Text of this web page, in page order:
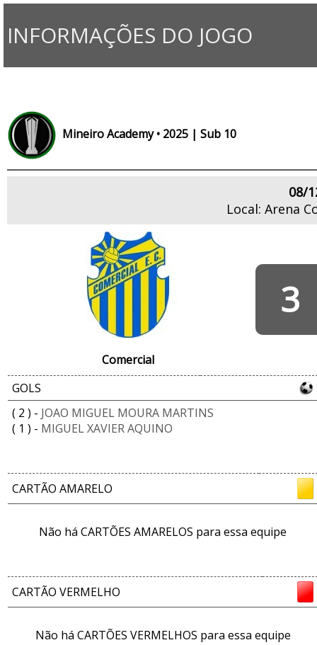
INFORMAÇÕES DO JOGO
Mineiro Academy • 2025 | Sub 10
08/
Local: Arena
Comercial
3
GOLS
( 2 ) - JOAO MIGUEL MOURA MARTINS
( 1 ) - MIGUEL XAVIER AQUINO
CARTÃO AMARELO
Não há CARTÕES AMARELOS para essa equipe
CARTÃO VERMELHO
Não há CARTÕES VERMELHOS para essa equipe